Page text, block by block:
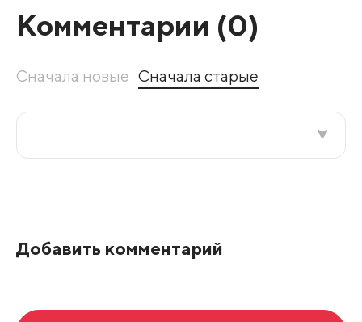
Комментарии (0)
Сначала новые Сначала старые
Добавить комментарий